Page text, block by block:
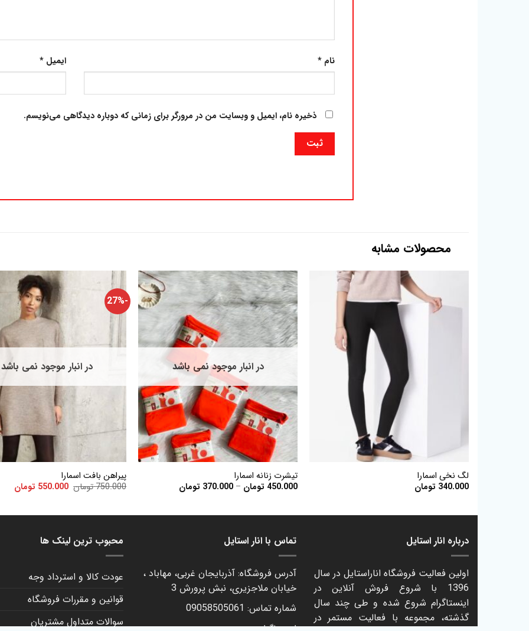
نام * ایمیل*
ذخیره نام، ایمیل و وبسایت من در مرورگر برای زمانی که دوباره دیدگاهی می‌نویسم.
محصولات مشابه
لگ نخی اسمارا
340.000 تومان
افزودن
علاقه
مندی
+
در انبار موجود نمی باشد
تیشرت زنانه اسمارا
450.000 تومان –
370.000 تومانPrice
range:
450.000 تومان
-27%
در انبار موجود نمی باشد
پیراهن بافت اسمارا
750.000تومان قیمت
550.000 تومان
درباره انار استایل
اولین فعالیت فروشگاه اناراستایل در سال
1396 با شروع فروش آنلاین در
اینستاگرام شروع شده و طی چند سال
گذشته، مجموعه با فعالیت مستمر در
تماس با انار استایل
آدرس فروشگاه: آذربایجان غربی، مهاباد ،
خیابان ملاجزیری، نبش پرورش 3
شماره تماس: 09058505061
محبوب ترین لینک ها
عودت کالا و استرداد وجه
قوانین و مقررات فروشگاه
سوالات متداول مشتریان